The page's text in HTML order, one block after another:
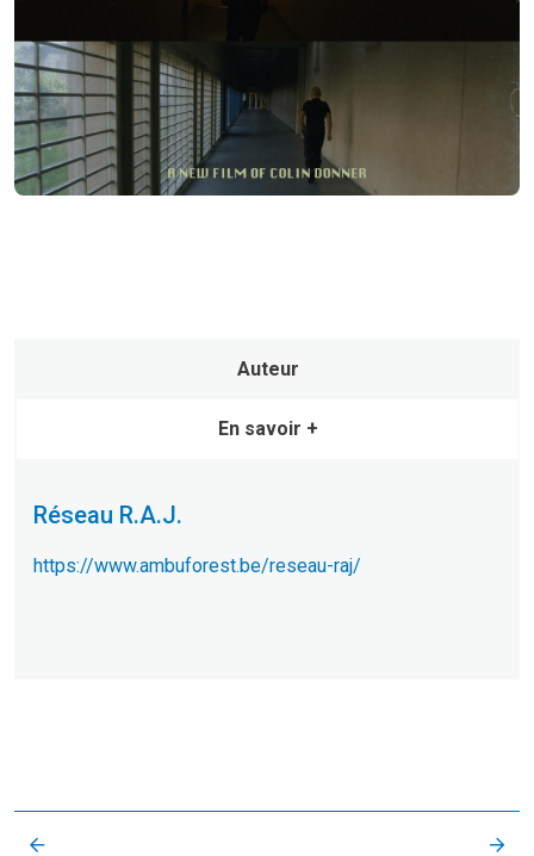
Auteur
En savoir +
Réseau R.A.J.
https://www.ambuforest.be/reseau-raj/